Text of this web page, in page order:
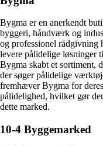
Bygma er en anerkendt
byggeri, håndværk og
og professionel rådgivning
levere pålidelige løsninger
Bygma skabt et sortiment,
der søger pålidelige
fremhæver Bygma for
pålidelighed, hvilket gør
dette marked.
10-4 Byggemarked